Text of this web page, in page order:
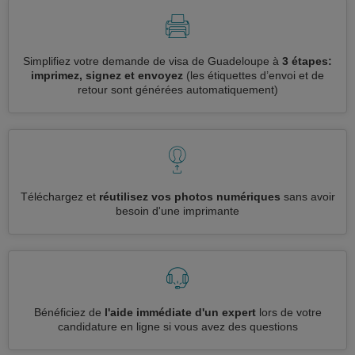
Simplifiez votre demande de visa de Guadeloupe à 3 étapes:
imprimez, signez et envoyez (les étiquettes d’envoi et de
retour sont générées automatiquement)
Téléchargez et réutilisez vos photos numériques sans avoir
besoin d'une imprimante
Bénéficiez de l'aide immédiate d'un expertlors de votre
candidature en ligne si vous avez des questions